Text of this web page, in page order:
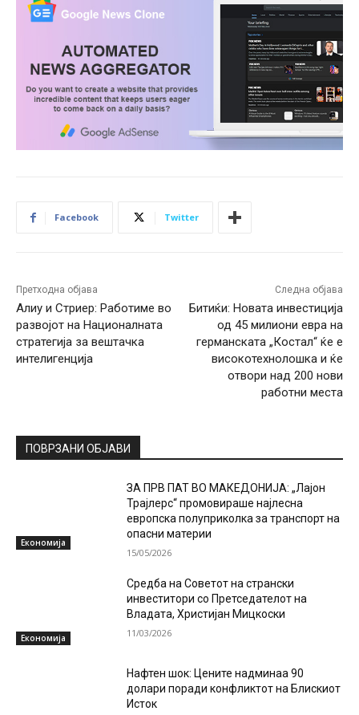
Facebook Twitter
Претходна објава
Алиу и Стриер: Работиме во
развојот на Националната
стратегија за вештачка
интелигенција
Следна објава
Битиќи: Новата инвестиција
од 45 милиони евра на
германската „Костал“ ќе е
високотехнолошка и ќе
отвори над 200 нови
работни места
ПОВРЗАНИ ОБЈАВИ
Економија
ЗА ПРВ ПАТ ВО МАКЕДОНИЈА: „Лајон
Трајлерс“ промовираше најлесна
европска полуприколка за транспорт на
опасни материи
15/05/2026
Економија
Средба на Советот на странски
инвеститори со Претседателот на
Владата, Христијан Мицкоски
11/03/2026
Нафтен шок: Цените надминаа 90
долари поради конфликтот на Блискиот
Исток